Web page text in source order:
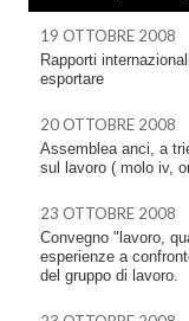
19 OTTOBRE 2008
Rapporti
esportare
20 OTTOBRE 2008
Assemblea anci, a
sul lavoro ( molo iv,
23 OTTOBRE 2008
Convegno "lavoro,
esperienze a
del gruppo di lavoro.